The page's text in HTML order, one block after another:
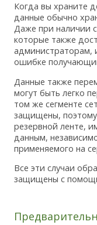
Когда вы храните
данные обычно
Даже при наличии
которые также
администраторам,
ошибке
Данные также
могут быть легко
том же сегменте
защищены,
резервной ленте,
данным,
применяемого на
Все эти случаи
защищены с